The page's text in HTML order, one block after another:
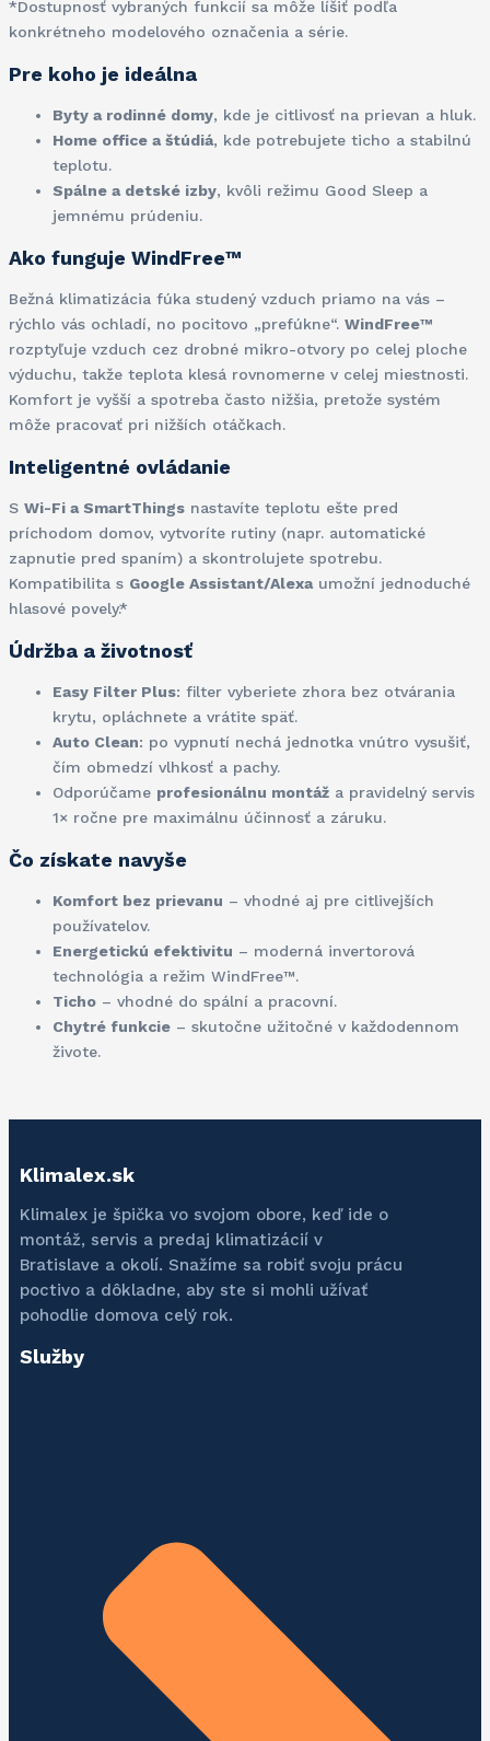
*Dostupnosť vybraných funkcií sa môže líšiť podľa
konkrétneho modelového označenia a série.
Pre koho je ideálna
Byty a rodinné domy, kde je citlivosť na prievan a hluk.
Home office a štúdiá, kde potrebujete ticho a stabilnú
teplotu.
Spálne a detské izby, kvôli režimu Good Sleep a
jemnému prúdeniu.
Ako funguje WindFree™
Bežná klimatizácia fúka studený vzduch priamo na vás –
rýchlo vás ochladí, no pocitovo „prefúkne“. WindFree™
rozptyľuje vzduch cez drobné mikro-otvory po celej ploche
výduchu, takže teplota klesá rovnomerne v celej miestnosti.
Komfort je vyšší a spotreba často nižšia, pretože systém
môže pracovať pri nižších otáčkach.
Inteligentné ovládanie
S Wi-Fi a SmartThings nastavíte teplotu ešte pred
príchodom domov, vytvoríte rutiny (napr. automatické
zapnutie pred spaním) a skontrolujete spotrebu.
Kompatibilita s Google Assistant/Alexaumožní jednoduché
hlasové povely.*
Údržba a životnosť
Easy Filter Plus: filter vyberiete zhora bez otvárania
krytu, opláchnete a vrátite späť.
Auto Clean: po vypnutí nechá jednotka vnútro vysušiť,
čím obmedzí vlhkosť a pachy.
Odporúčame profesionálnu montáž a pravidelný servis
1× ročne pre maximálnu účinnosť a záruku.
Čo získate navyše
Komfort bez prievanu – vhodné aj pre citlivejších
používatelov.
Energetickú efektivitu – moderná invertorová
technológia a režim WindFree™.
Ticho – vhodné do spální a pracovní.
Chytré funkcie – skutočne užitočné v každodennom
živote.
Klimalex.sk
Klimalex je špička vo svojom obore, keď ide o
montáž, servis a predaj klimatizácií v
Bratislave a okolí. Snažíme sa robiť svoju prácu
poctivo a dôkladne, aby ste si mohli užívať
pohodlie domova celý rok.
Služby